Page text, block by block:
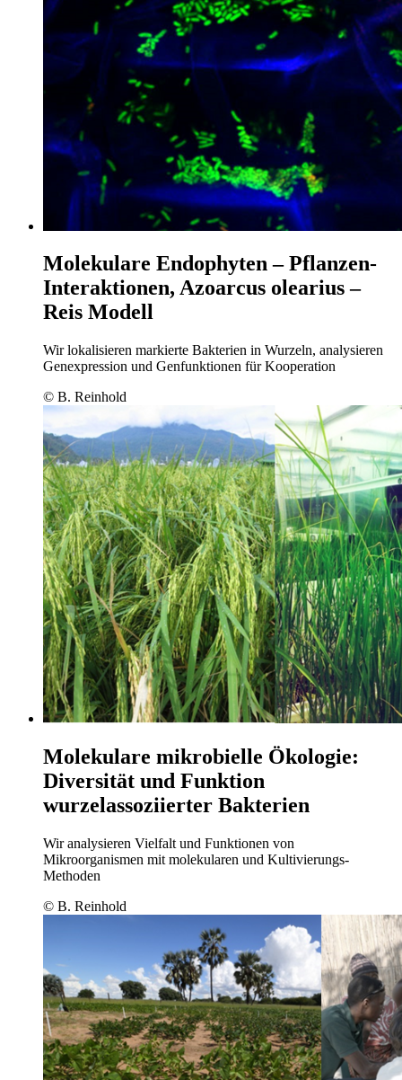
Molekulare Endophyten – Pflanzen-
Interaktionen, Azoarcus olearius –
Reis Modell
Wir lokalisieren markierte Bakterien in Wurzeln, analysieren
Genexpression und Genfunktionen für Kooperation
© B. Reinhold
Molekulare mikrobielle Ökologie:
Diversität und Funktion
wurzelassoziierter Bakterien
Wir analysieren Vielfalt und Funktionen von
Mikroorganismen mit molekularen und Kultivierungs-
Methoden
© B. Reinhold